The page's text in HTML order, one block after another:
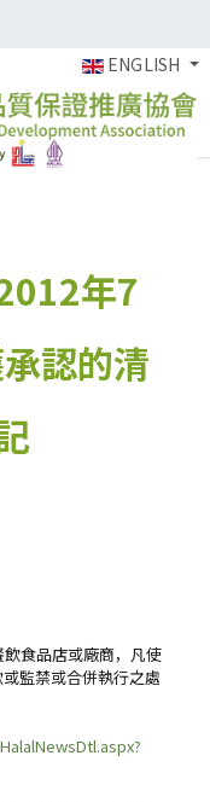
ENGLISH
年7
認的清
食品店或廠商，凡使
監禁或合併執行之處